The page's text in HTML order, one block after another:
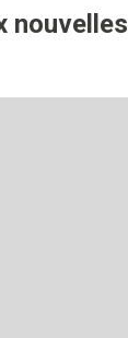
nouvelles